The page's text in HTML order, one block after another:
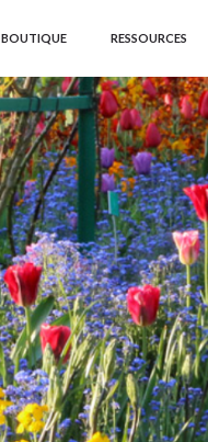
BOUTIQUE RESSOURCES